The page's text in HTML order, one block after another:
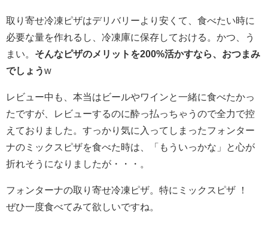
取り寄せ冷凍ピザはデリバリーより安くて、食べたい時に
必要な量を作れるし、冷凍庫に保存しておける。かつ、う
まい。 そんなピザのメリットを200%活かすなら、おつまみ
でしょうw
レビュー中も、本当はビールやワインと一緒に食べたかっ
たですが、レビューするのに酔っ払っちゃうので全力で控
えておりました。すっかり気に入ってしまったフォンター
ナのミックスピザを食べた時は、「もういっかな」と心が
折れそうになりましたが・・・。
フォンターナの取り寄せ冷凍ピザ。特にミックスピザ ！
ぜひ一度食べてみて欲しいですね。